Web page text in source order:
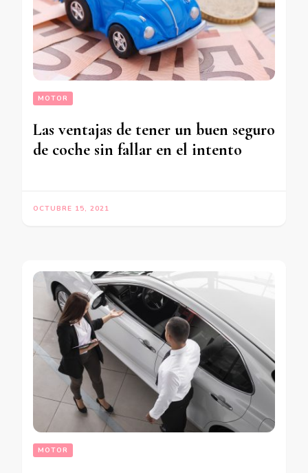
MOTOR
Las ventajas de tener un buen seguro
de coche sin fallar en el intento
OCTUBRE 15, 2021
MOTOR